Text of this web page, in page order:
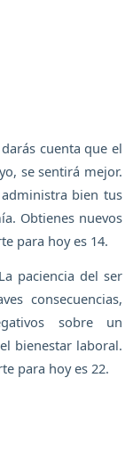
cuenta que el
se sentirá mejor.
bien tus
Obtienes nuevos
para hoy es 14.
paciencia del ser
consecuencias,
sobre un
bienestar laboral.
para hoy es 22.